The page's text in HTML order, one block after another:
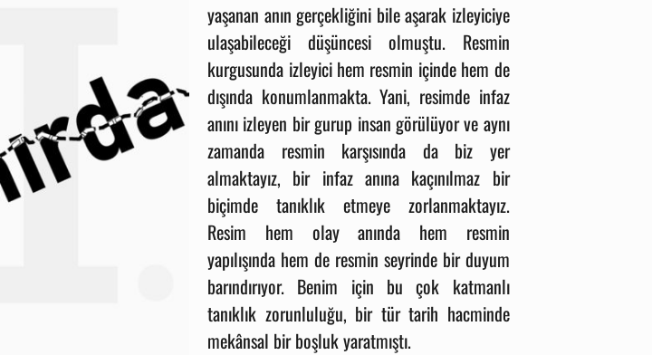
yaşanan anın gerçekliğini bile aşarak izleyiciye
ulaşabileceği düşüncesi olmuştu. Resmin
kurgusunda izleyici hem resmin içinde hem de
dışında konumlanmakta. Yani, resimde infaz
anını izleyen bir gurup insan görülüyor ve aynı
zamanda resmin karşısında da biz yer
almaktayız, bir infaz anına kaçınılmaz bir
biçimde tanıklık etmeye zorlanmaktayız.
Resim hem olay anında hem resmin
yapılışında hem de resmin seyrinde bir duyum
barındırıyor. Benim için bu çok katmanlı
tanıklık zorunluluğu, bir tür tarih hacminde
mekânsal bir boşluk yaratmıştı.